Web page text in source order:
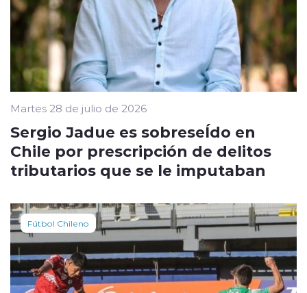
Martes 28 de julio de 2026
Sergio Jadue es sobreseÍdo en
Chile por prescripción de delitos
tributarios que se le imputaban
Fútbol Chileno